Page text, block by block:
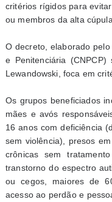
critérios rígidos para
ou membros da alta
O decreto, elaborado
e Penitenciária
Lewandowski, foca em
Os grupos beneficiados
mães e avós
16 anos com deficiência
sem violência), presos
crônicas sem
transtorno do espectro
ou cegos, maiores de
acesso ao perdão e